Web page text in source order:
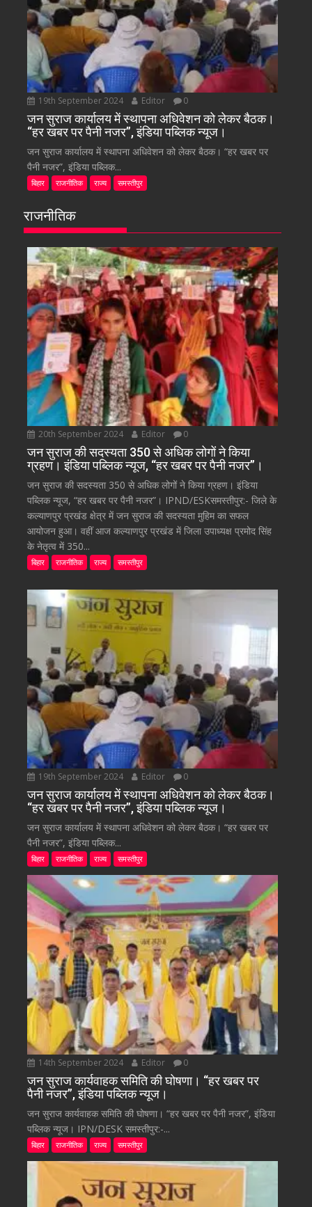
19th September 2024 Editor 0
जन सुराज कार्यालय में स्थापना अधिवेशन को लेकर बैठक।
“हर खबर पर पैनी नजर”, इंडिया पब्लिक न्यूज।
जन सुराज कार्यालय में स्थापना अधिवेशन को लेकर बैठक। “हर खबर पर
पैनी नजर”, इंडिया पब्लिक...
बिहार राजनीतिक राज्य समस्तीपुर
राजनीतिक
20th September 2024 Editor 0
जन सुराज की सदस्यता 350 से अधिक लोगों ने किया
ग्रहण। इंडिया पब्लिक न्यूज, “हर खबर पर पैनी नजर”।
जन सुराज की सदस्यता 350 से अधिक लोगों ने किया ग्रहण। इंडिया
पब्लिक न्यूज, “हर खबर पर पैनी नजर”। IPND/ESKसमस्तीपुर:- जिले के
कल्याणपुर प्रखंड क्षेत्र में जन सुराज की सदस्यता मुहिम का सफल
आयोजन हुआ। वहीं आज कल्याणपुर प्रखंड में जिला उपाध्यक्ष प्रमोद सिंह
के नेतृत्व में 350...
बिहार राजनीतिक राज्य समस्तीपुर
19th September 2024 Editor 0
जन सुराज कार्यालय में स्थापना अधिवेशन को लेकर बैठक।
“हर खबर पर पैनी नजर”, इंडिया पब्लिक न्यूज।
जन सुराज कार्यालय में स्थापना अधिवेशन को लेकर बैठक। “हर खबर पर
पैनी नजर”, इंडिया पब्लिक...
बिहार राजनीतिक राज्य समस्तीपुर
14th September 2024 Editor 0
जन सुराज कार्यवाहक समिति की घोषणा। “हर खबर पर
पैनी नजर”, इंडिया पब्लिक न्यूज।
जन सुराज कार्यवाहक समिति की घोषणा। “हर खबर पर पैनी नजर”, इंडिया
पब्लिक न्यूज। IPN/DESK समस्तीपुर:-...
बिहार राजनीतिक राज्य समस्तीपुर